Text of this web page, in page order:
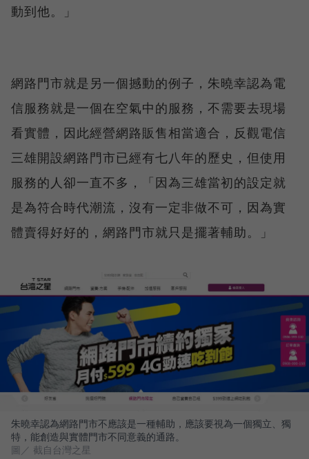
動到他。」
網路門市就是另一個撼動的例子，朱曉幸認為電
信服務就是一個在空氣中的服務，不需要去現場
看實體，因此經營網路販售相當適合，反觀電信
三雄開設網路門市已經有七八年的歷史，但使用
服務的人卻一直不多，「因為三雄當初的設定就
是為符合時代潮流，沒有一定非做不可，因為實
體賣得好好的，網路門市就只是擺著輔助。」
朱曉幸認為網路門市不應該是一種輔助，應該要視為一個獨立、獨
特，能創造與實體門市不同意義的通路。
圖／ 截自台灣之星